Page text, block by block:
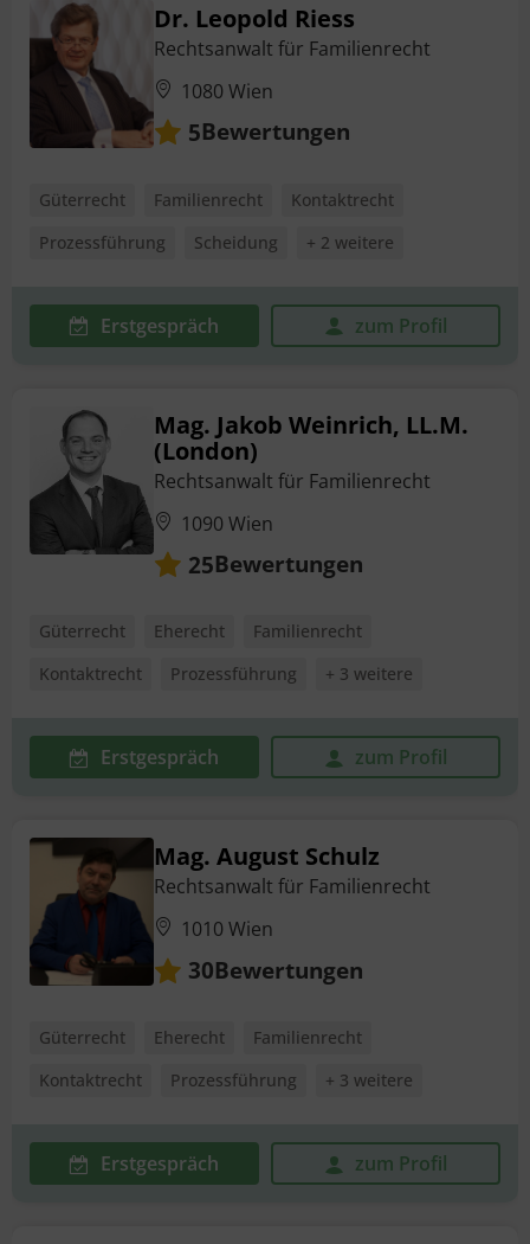
Dr. Leopold Riess
Rechtsanwalt für Familienrecht
1080 Wien
5Bewertungen
Güterrecht Familienrecht
Kontaktrecht
Prozessführung
Scheidung + 2 weitere
Erstgespräch zum Profil
Mag. Jakob Weinrich, LL.M.
(London)
Rechtsanwalt für Familienrecht
1090 Wien
25Bewertungen
Güterrecht Eherecht
Familienrecht
Kontaktrecht
Prozessführung + 3 weitere
Erstgespräch zum Profil
Mag. August Schulz
Rechtsanwalt für Familienrecht
1010 Wien
30Bewertungen
Güterrecht Eherecht
Familienrecht
Kontaktrecht
Prozessführung + 3 weitere
Erstgespräch zum Profil